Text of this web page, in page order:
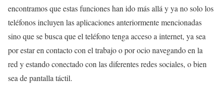
encontramos que estas funciones han ido más allá y ya no solo los
teléfonos incluyen las aplicaciones anteriormente mencionadas
sino que se busca que el teléfono tenga acceso a internet, ya sea
por estar en contacto con el trabajo o por ocio navegando en la
red y estando conectado con las diferentes redes sociales, o bien
sea de pantalla táctil.